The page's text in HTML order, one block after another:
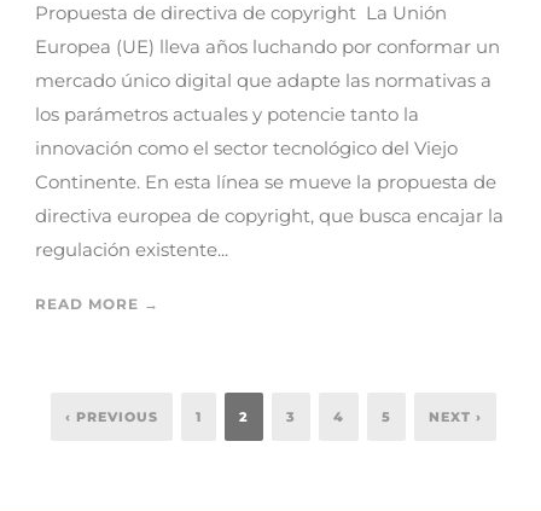
Propuesta de directiva de copyright La Unión
Europea (UE) lleva años luchando por conformar un
mercado único digital que adapte las normativas a
los parámetros actuales y potencie tanto la
innovación como el sector tecnológico del Viejo
Continente. En esta línea se mueve la propuesta de
directiva europea de copyright, que busca encajar la
regulación existente...
READ MORE →
‹ PREVIOUS 1 2 3 4 5 NEXT ›